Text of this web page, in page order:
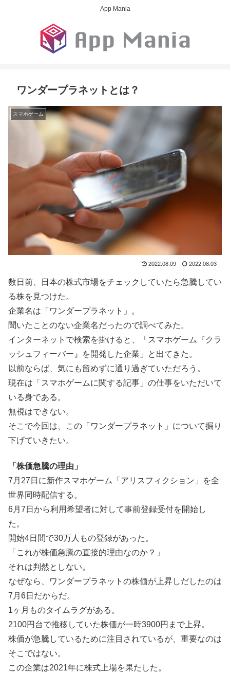
App Mania
ワンダープラネットとは？
スマホゲーム
2022.08.09 2022.08.03
数日前、日本の株式市場をチェックしていたら急騰してい
る株を見つけた。
企業名は「ワンダープラネット」。
聞いたことのない企業名だったので調べてみた。
インターネットで検索を掛けると、「スマホゲーム『クラ
ッシュフィーバー』を開発した企業」と出てきた。
以前ならば、気にも留めずに通り過ぎていただろう。
現在は「スマホゲームに関する記事」の仕事をいただいて
いる身である。
無視はできない。
そこで今回は、この「ワンダープラネット」について掘り
下げていきたい。
「株価急騰の理由」
7月27日に新作スマホゲーム「アリスフィクション」を全
世界同時配信する。
6月7日から利用希望者に対して事前登録受付を開始し
た。
開始4日間で30万人もの登録があった。
「これが株価急騰の直接的理由なのか？」
それは判然としない。
なぜなら、ワンダープラネットの株価が上昇しだしたのは
7月6日だからだ。
1ヶ月ものタイムラグがある。
2100円台で推移していた株価が一時3900円まで上昇。
株価が急騰しているために注目されているが、重要なのは
そこではない。
この企業は2021年に株式上場を果たした。